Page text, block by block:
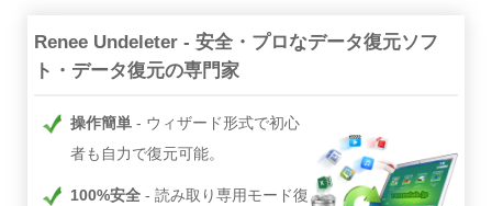
Renee Undeleter - 安全・プロなデータ復元ソフ
ト・データ復元の専門家
操作簡単
ウィザード形式で初心
者も自力で復元可能。
100%安全
読み取り専用モード復